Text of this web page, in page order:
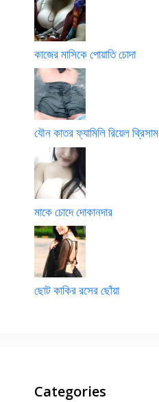
কাজের মাসিকে পোয়াতি চোদা
যৌন কাতর ফ্যামিলি রিয়েল থ্রিসাম
মাকে চোদে দোকানদার
ছোট কাকির রসের ছোঁয়া
Categories